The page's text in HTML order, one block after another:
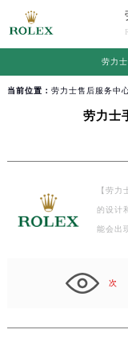
劳力
当前位置： 劳力士售后服务中
劳力士
【劳
的设计
能会出
次